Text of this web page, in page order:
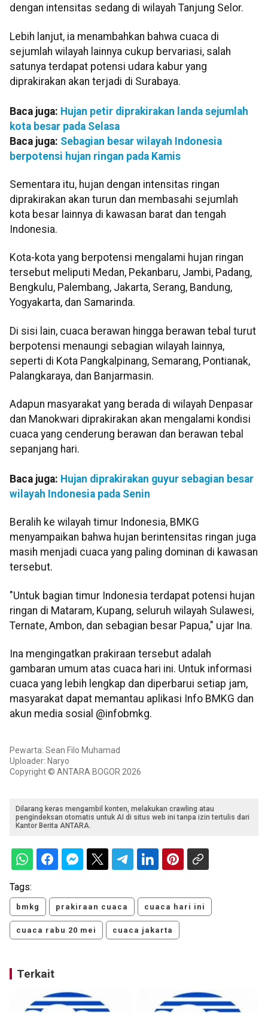
dengan intensitas sedang di wilayah Tanjung Selor.
Lebih lanjut, ia menambahkan bahwa cuaca di
sejumlah wilayah lainnya cukup bervariasi, salah
satunya terdapat potensi udara kabur yang
diprakirakan akan terjadi di Surabaya.
Baca juga: Hujan petir diprakirakan landa sejumlah
kota besar pada Selasa
Baca juga: Sebagian besar wilayah Indonesia
berpotensi hujan ringan pada Kamis
Sementara itu, hujan dengan intensitas ringan
diprakirakan akan turun dan membasahi sejumlah
kota besar lainnya di kawasan barat dan tengah
Indonesia.
Kota-kota yang berpotensi mengalami hujan ringan
tersebut meliputi Medan, Pekanbaru, Jambi, Padang,
Bengkulu, Palembang, Jakarta, Serang, Bandung,
Yogyakarta, dan Samarinda.
Di sisi lain, cuaca berawan hingga berawan tebal turut
berpotensi menaungi sebagian wilayah lainnya,
seperti di Kota Pangkalpinang, Semarang, Pontianak,
Palangkaraya, dan Banjarmasin.
Adapun masyarakat yang berada di wilayah Denpasar
dan Manokwari diprakirakan akan mengalami kondisi
cuaca yang cenderung berawan dan berawan tebal
sepanjang hari.
Baca juga: Hujan diprakirakan guyur sebagian besar
wilayah Indonesia pada Senin
Beralih ke wilayah timur Indonesia, BMKG
menyampaikan bahwa hujan berintensitas ringan juga
masih menjadi cuaca yang paling dominan di kawasan
tersebut.
"Untuk bagian timur Indonesia terdapat potensi hujan
ringan di Mataram, Kupang, seluruh wilayah Sulawesi,
Ternate, Ambon, dan sebagian besar Papua," ujar Ina.
Ina mengingatkan prakiraan tersebut adalah
gambaran umum atas cuaca hari ini. Untuk informasi
cuaca yang lebih lengkap dan diperbarui setiap jam,
masyarakat dapat memantau aplikasi Info BMKG dan
akun media sosial @infobmkg.
Pewarta: Sean Filo Muhamad
Uploader: Naryo
Copyright © ANTARA BOGOR 2026
Dilarang keras mengambil konten, melakukan crawling atau
pengindeksan otomatis untuk AI di situs web ini tanpa izin tertulis dari
Kantor Berita ANTARA.
Tags:
bmkg prakiraan cuaca cuaca hari ini
cuaca rabu 20 mei cuaca jakarta
Terkait